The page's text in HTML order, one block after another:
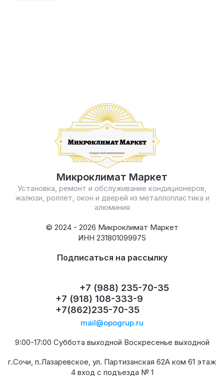
Микроклимат Маркет
Установка, ремонт и обслуживание кондиционеров,
жалюзи, роллет, окон и дверей из металлопластика и
алюминия
© 2024 - 2026 Микроклимат Маркет
ИНН 231801099975
Подписаться на рассылку
+7 (988) 235-70-35
+7 (918) 108-333-9
+7(862)235-70-35
mail@opogrup.ru
9:00-17:00 Суббота выходной Воскресенье выходной
г.Сочи, п.Лазаревское, ул. Партизанская 62А ком 61 этаж
4 вход с подъезда № 1